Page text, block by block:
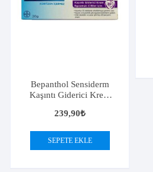
Bepanthol Sensiderm
Kaşıntı Giderici Krem
239,90₺
SEPETE EKLE